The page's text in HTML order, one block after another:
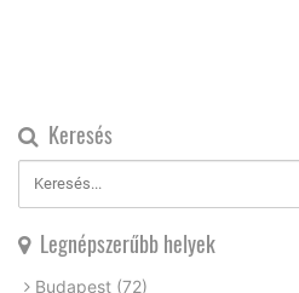
Keresés
Legnépszerűbb helyek
Budapest (72)